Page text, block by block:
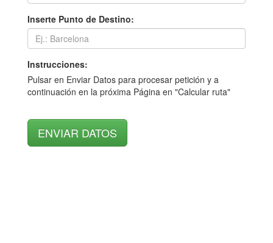
Inserte Punto de Destino:
Instrucciones:
Pulsar en Enviar Datos para procesar petición y a
continuación en la próxima Página en "Calcular ruta"